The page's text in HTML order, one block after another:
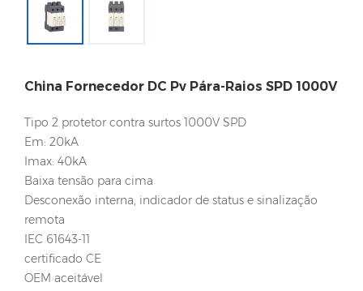
China Fornecedor DC Pv Pára-Raios SPD 1000V
Tipo 2 protetor contra surtos 1000V SPD
Em: 20kA
Imax: 40kA
Baixa tensão para cima
Desconexão interna, indicador de status e sinalização
remota
IEC 61643-11
certificado CE
OEM aceitável